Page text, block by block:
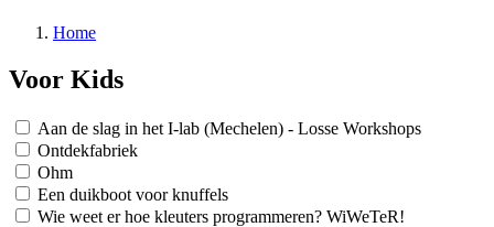
Home
Voor Kids
Aan de slag in het I-lab (Mechelen) - Losse Workshops
Ontdekfabriek
Ohm
Een duikboot voor knuffels
Wie weet er hoe kleuters programmeren? WiWeTeR!